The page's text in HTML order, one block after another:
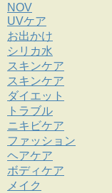
NOV
UVケア
お出かけ
シリカ水
スキンケア
スキンケア
ダイエット
トラブル
ニキビケア
ファッション
ヘアケア
ボディケア
メイク